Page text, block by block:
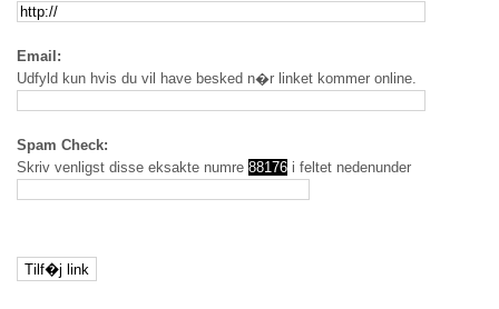
Email:
Udfyld kun hvis du vil have besked n�r linket kommer online.
Spam Check:
Skriv venligst disse eksakte numre 88176 i feltet nedenunder